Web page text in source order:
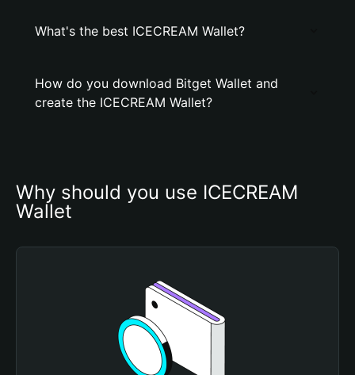
What's the best ICECREAM Wallet?
How do you download Bitget Wallet and
create the ICECREAM Wallet?
Why should you use ICECREAM
Wallet